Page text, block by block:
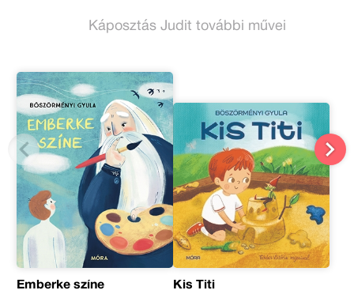
Káposztás Judit további művei
Emberke színe Kis Titi